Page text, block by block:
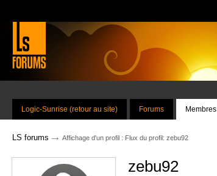
Logic-Sunrise (retour au site) Forums Membres
LS forums → Affichage d'un profil : Flux du profil: zebu92
zebu92